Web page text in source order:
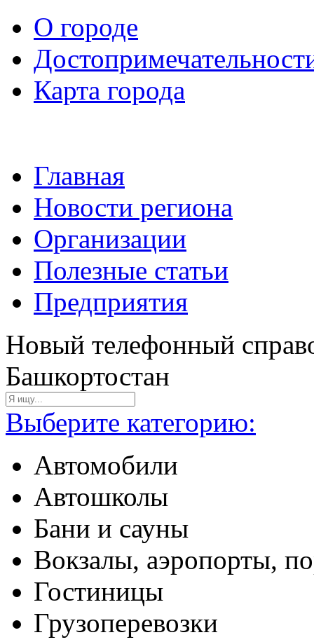
О городе
Карта города
Главная
Новости региона
Организации
Полезные статьи
Предприятия
Новый телефонный
Башкортостан
Выберите категорию:
Автомобили
Автошколы
Бани и сауны
Вокзалы, аэропорты,
Гостиницы
Грузоперевозки